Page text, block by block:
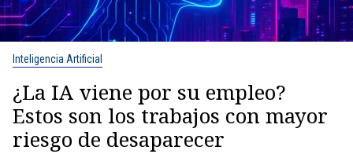
Inteligencia Artificial
¿La IA viene por su empleo?
Estos son los trabajos con mayor
riesgo de desaparecer